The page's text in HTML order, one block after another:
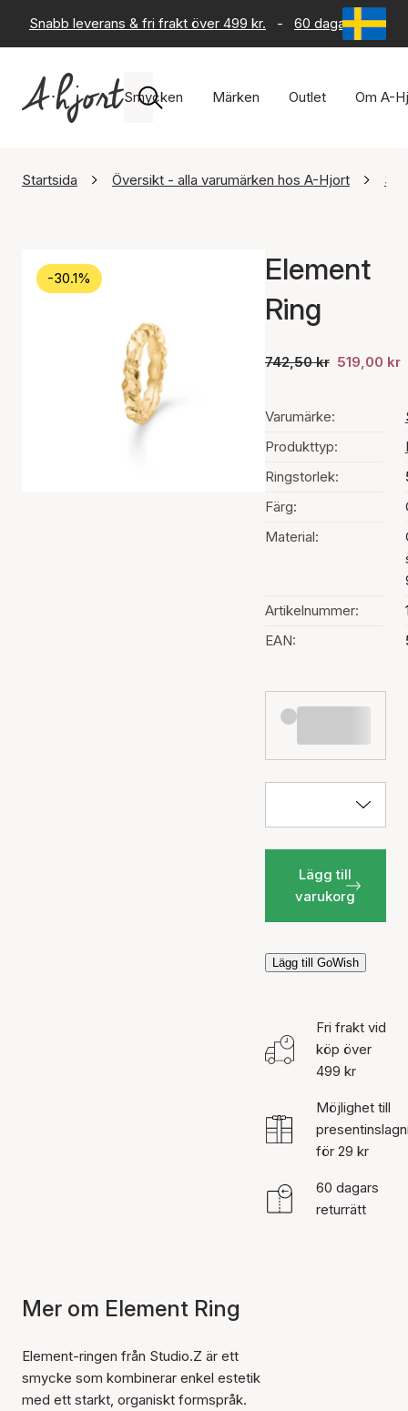
Snabb leverans & fri frakt över 499 kr. - 60 dagars
Smycken Märken Outlet Om A-
Startsida Översikt - alla varumärken hos A-Hjort
-30.1%
Element
Ring
742,50 kr 519,00 kr
Varumärke:
Produkttyp:
Ringstorlek:
Färg:
Material:
Artikelnummer:
EAN:
Lägg till
varukorg
Lägg till GoWish
Fri frakt vid
köp över
499 kr
Möjlighet till
för 29 kr
60 dagars
returrätt
Mer om Element Ring
Element-ringen från Studio.Z är ett
smycke som kombinerar enkel estetik
med ett starkt, organiskt formspråk.